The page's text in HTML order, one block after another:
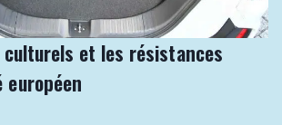
et les résistances
européen